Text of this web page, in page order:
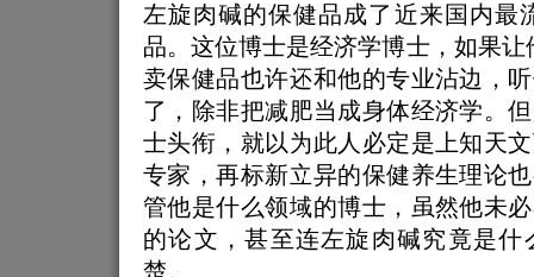
左旋肉碱的保健品成了近来国内最
品。这位博士是经济学博士，如果让
卖保健品也许还和他的专业沾边，
了，除非把减肥当成身体经济学。
士头衔，就以为此人必定是上知天
专家，再标新立异的保健养生理论
管他是什么领域的博士，虽然他未
的论文，甚至连左旋肉碱究竟是什
楚。